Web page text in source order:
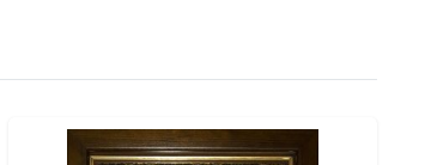
● Комплектация: Подарочная